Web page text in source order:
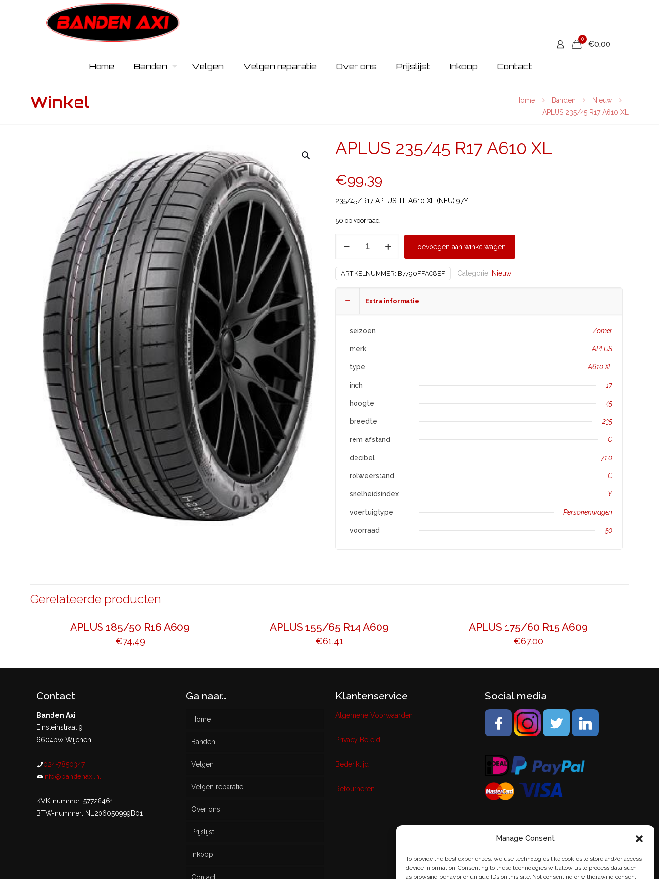
Manage Consent
To provide the best experiences, we use technologies like cookies to store and/or access
device information. Consenting to these technologies will allow us to process data such
as browsing behavior or unique IDs on this site. Not consenting or withdrawing consent,
Home Banden Velgen Velgen reparatie Over ons Prijslijst Inkoop Contact
0
€0,00
Winkel Home Banden
Nieuw
APLUS 235/45 R17 A610 XL
APLUS 235/45 R17 A610 XL
€99,39
235/45ZR17 APLUS TL A610 XL (NEU) 97Y
50 op voorraad
A610
aantal
Toevoegen aan winkelwagen
ARTIKELNUMMER: B7790FFAC8EF Categorie: Nieuw
Extra informatie
seizoen Zomer
merk APLUS
type A610 XL
inch 17
hoogte 45
breedte 235
rem afstand C
decibel 71.0
rolweerstand C
snelheidsindex Y
voertuigtype Personenwagen
voorraad 50
Gerelateerde producten
APLUS 185/50 R16 A609
€74,49
APLUS 155/65 R14 A609
€61,41
APLUS 175/60 R15 A609
€67,00
Contact
Banden Axi
Einsteinstraat 9
6604bw Wijchen
024-7850347
info@bandenaxi.nl
KVK-nummer: 57728461
BTW-nummer: NL206050999B01
Ga naar…
Home
Banden
Nieuw
Gebruikt
Velgen
Velgen reparatie
Over ons
Prijslijst
Inkoop
Contact
Klantenservice
Algemene Voorwaarden
Privacy Beleid
Bedenktijd
Retourneren
Social media